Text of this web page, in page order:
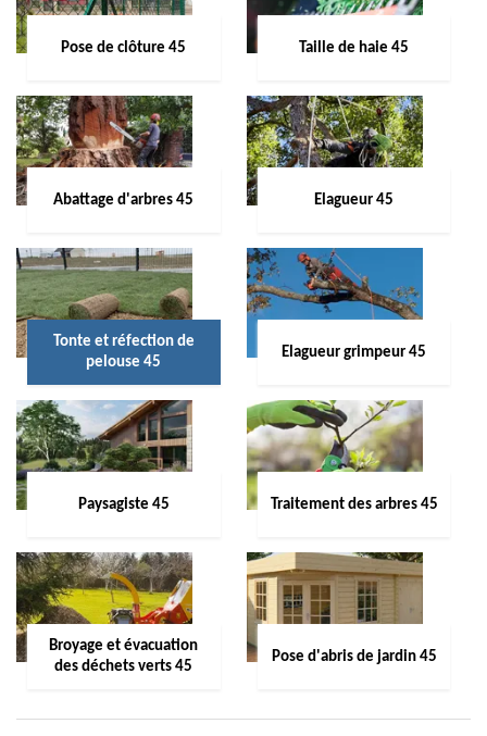
Pose de clôture 45 Taille de haie 45
Abattage d'arbres 45 Elagueur 45
Tonte et réfection de
pelouse 45
Elagueur grimpeur 45
Paysagiste 45 Traitement des arbres 45
Broyage et évacuation
des déchets verts 45
Pose d'abris de jardin 45